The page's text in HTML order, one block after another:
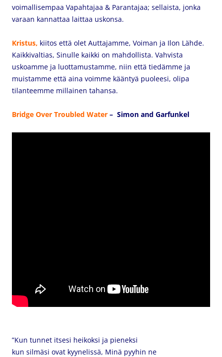
voimallisempaa Vapahtajaa & Parantajaa; sellaista, jonka
varaan kannattaa laittaa uskonsa.
Kristus, kiitos että olet Auttajamme, Voiman ja Ilon Lähde.
Kaikkivaltias, Sinulle kaikki on mahdollista. Vahvista
uskoamme ja luottamustamme, niin että tiedämme ja
muistamme että aina voimme kääntyä puoleesi, olipa
tilanteemme millainen tahansa.
Bridge Over Troubled Water – Simon and Garfunkel
”Kun tunnet itsesi heikoksi ja pieneksi
kun silmäsi ovat kyynelissä, Minä pyyhin ne